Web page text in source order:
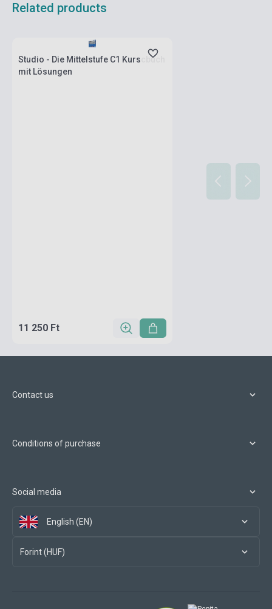
Related products
Studio - Die Mittelstufe C1 Kurscbuch
mit Lösungen
11 250 Ft
Contact us
Conditions of purchase
Social media
English (EN)
Forint (HUF)